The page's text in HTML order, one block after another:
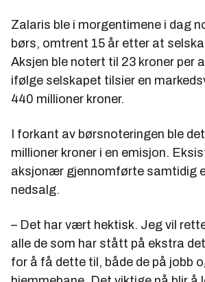
Zalaris ble i morgentimene i dag
børs, omtrent 15 år etter at
Aksjen ble notert til 23 kroner per
ifølge selskapet tilsier en
440 millioner kroner.
I forkant av børsnoteringen ble
millioner kroner i en emisjon.
aksjonær gjennomførte samtidig
nedsalg.
– Det har vært hektisk. Jeg vil
alle de som har stått på ekstra
for å få dette til, både de på jobb